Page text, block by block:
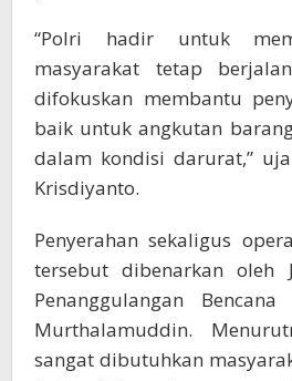
“Polri hadir untuk
masyarakat tetap
difokuskan membantu
baik untuk angkutan
dalam kondisi darurat,”
Krisdiyanto.
Penyerahan sekaligus
tersebut dibenarkan oleh
Penanggulangan
Murthalamuddin.
sangat dibutuhkan